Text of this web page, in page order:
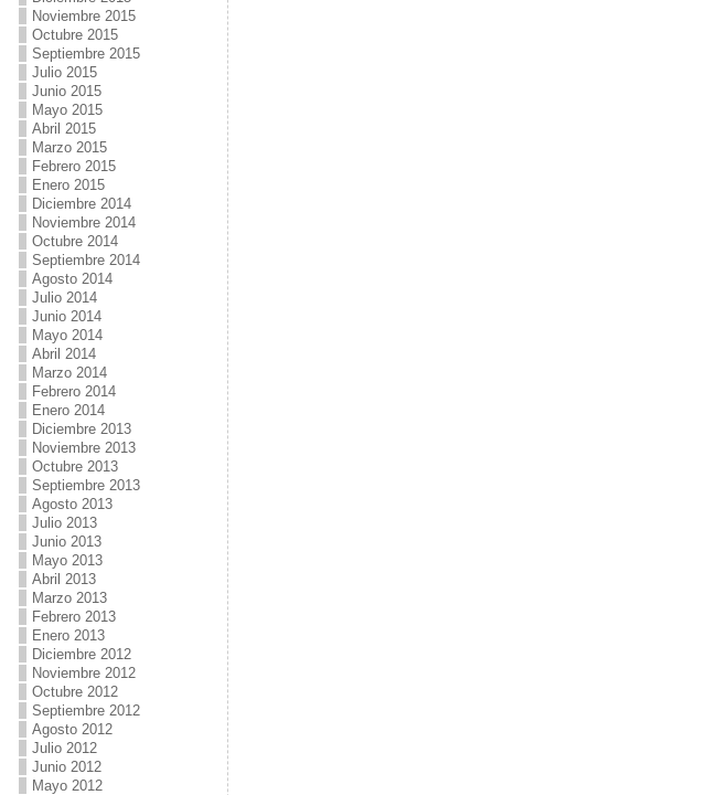
Noviembre 2015
Octubre 2015
Septiembre 2015
Julio 2015
Junio 2015
Mayo 2015
Abril 2015
Marzo 2015
Febrero 2015
Enero 2015
Diciembre 2014
Noviembre 2014
Octubre 2014
Septiembre 2014
Agosto 2014
Julio 2014
Junio 2014
Mayo 2014
Abril 2014
Marzo 2014
Febrero 2014
Enero 2014
Diciembre 2013
Noviembre 2013
Octubre 2013
Septiembre 2013
Agosto 2013
Julio 2013
Junio 2013
Mayo 2013
Abril 2013
Marzo 2013
Febrero 2013
Enero 2013
Diciembre 2012
Noviembre 2012
Octubre 2012
Septiembre 2012
Agosto 2012
Julio 2012
Junio 2012
Mayo 2012